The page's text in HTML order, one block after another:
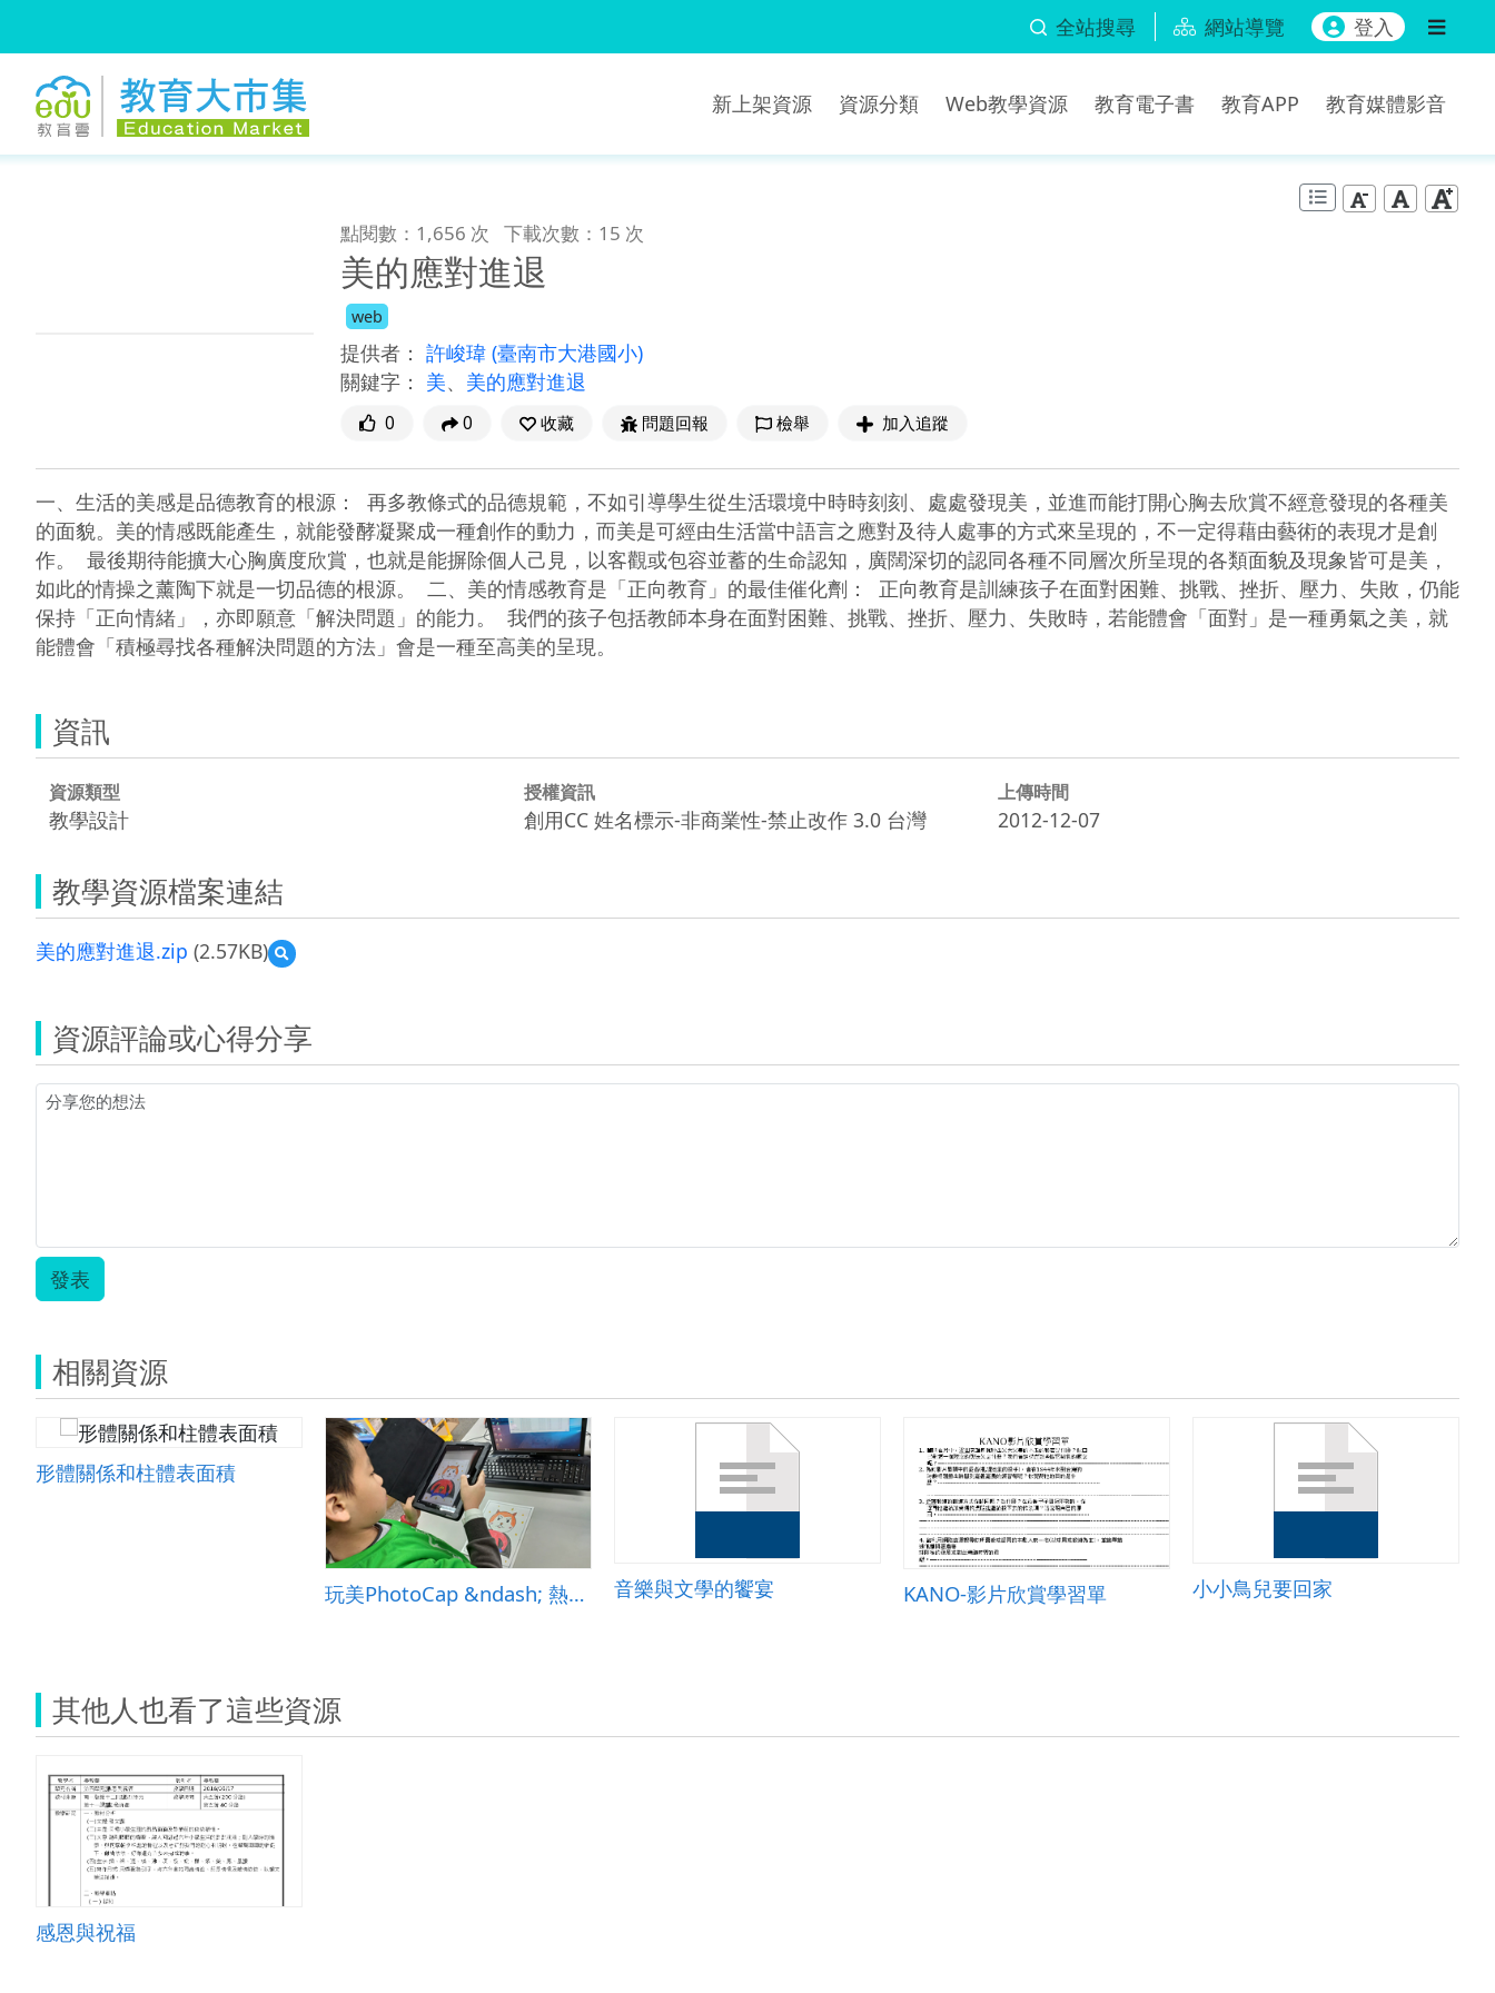
全站搜尋 網站導覽 登入
新上架資源 資源分類 Web教學資源 教育電子書 教育APP 教育媒體影音
點閱數：1,656 次 下載次數：15 次
美的應對進退
web
提供者： 許峻瑋 (臺南市大港國小)
關鍵字： 美、 美的應對進退
0 0 收藏 問題回報 檢舉 加入追蹤
一、生活的美感是品德教育的根源：  再多教條式的品德規範，不如引導學生從生活環境中時時刻刻、處處發現美，並進而能打開心胸去欣賞不經意發現的各種美
的面貌。美的情感既能產生，就能發酵凝聚成一種創作的動力，而美是可經由生活當中語言之應對及待人處事的方式來呈現的，不一定得藉由藝術的表現才是創
作。  最後期待能擴大心胸廣度欣賞，也就是能摒除個人己見，以客觀或包容並蓄的生命認知，廣闊深切的認同各種不同層次所呈現的各類面貌及現象皆可是美，
如此的情操之薰陶下就是一切品德的根源。  二、美的情感教育是「正向教育」的最佳催化劑：  正向教育是訓練孩子在面對困難、挑戰、挫折、壓力、失敗，仍能
保持「正向情緒」，亦即願意「解決問題」的能力。  我們的孩子包括教師本身在面對困難、挑戰、挫折、壓力、失敗時，若能體會「面對」是一種勇氣之美，就
能體會「積極尋找各種解決問題的方法」會是一種至高美的呈現。
資訊
資源類型
教學設計
授權資訊
創用CC 姓名標示-非商業性-禁止改作 3.0 台灣
上傳時間
2012-12-07
教學資源檔案連結
美的應對進退.zip (2.57KB)
預
覽
應
對
進
資源評論或心得分享
發表
相關資源
形體關係和柱體表面積
玩美PhotoCap &ndash; 熱轉印科任袋 音樂與文學的饗宴 KANO-影片欣賞學習單 小小鳥兒要回家
其他人也看了這些資源
感恩與祝福